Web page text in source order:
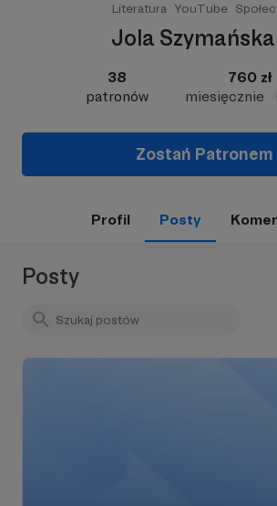
Literatura YouTube
Jola Szymańska
38
patronów
760 zł
miesięcznie
Zostań Patronem
Profil Posty
Posty